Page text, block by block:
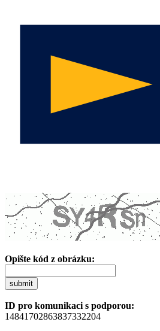
Opište kód z obrázku:
submit
ID pro komunikaci s podporou:
14841702863837332204